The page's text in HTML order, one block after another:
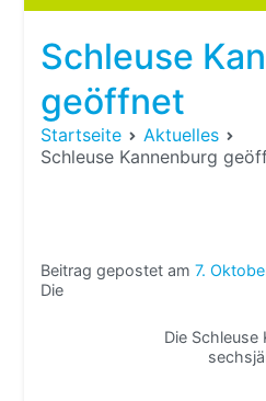
Schleuse
geöffnet
Startseite
Aktuelles
Schleuse Kannenburg
Beitrag gepostet am7.
Die Schleuse
Die